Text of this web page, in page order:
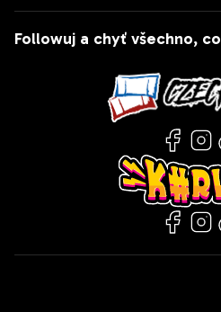
Followuj a chyť všechno,